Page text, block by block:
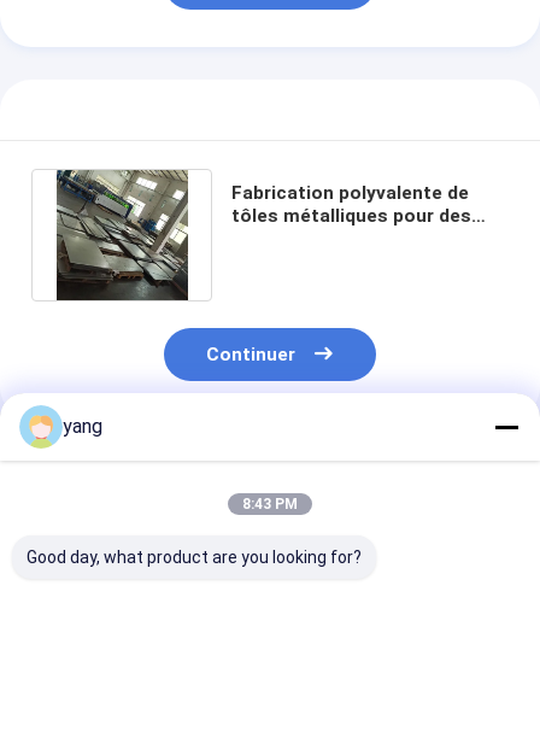
Fabrication polyvalente de
tôles métalliques pour des
Continuer
Produits Recommandés
yang
8:43 PM
Good day, what product are you looking for?